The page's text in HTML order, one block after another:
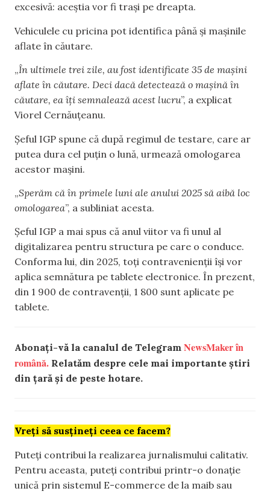
excesivă: aceștia vor fi trași pe dreapta.
Vehiculele cu pricina pot identifica până și mașinile
aflate în căutare.
„În ultimele trei zile, au fost identificate 35 de mașini
aflate în căutare. Deci dacă detectează o mașină în
căutare, ea îți semnalează acest lucru”, a explicat
Viorel Cernăuțeanu.
Șeful IGP spune că după regimul de testare, care ar
putea dura cel puțin o lună, urmează omologarea
acestor mașini.
„Sperăm că în primele luni ale anului 2025 să aibă loc
omologarea”, a subliniat acesta.
Șeful IGP a mai spus că anul viitor va fi unul al
digitalizarea pentru structura pe care o conduce.
Conforma lui, din 2025, toți contravenienții își vor
aplica semnătura pe tablete electronice. În prezent,
din 1 900 de contravenții, 1 800 sunt aplicate pe
tablete.
Abonați-vă la canalul de Telegram NewsMaker în
română. Relatăm despre cele mai importante știri
din țară și de peste hotare.
Vreți să susțineți ceea ce facem?
Puteți contribui la realizarea jurnalismului calitativ.
Pentru aceasta, puteți contribui printr-o donație
unică prin sistemul E-commerce de la maib sau